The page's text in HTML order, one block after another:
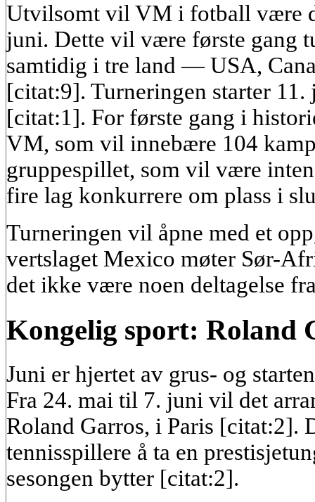
Utvilsomt vil VM i fotball være
juni. Dette vil være første gang
samtidig i tre land — USA,
[citat:9]. Turneringen starter
[citat:1]. For første gang i
VM, som vil innebære 104
gruppespillet, som vil være
fire lag konkurrere om plass i
Turneringen vil åpne med et
vertslaget Mexico møter Sør-
det ikke være noen deltagelse
Kongelig sport: Roland
Juni er hjertet av grus- og
Fra 24. mai til 7. juni vil det
Roland Garros, i Paris [citat:2].
tennisspillere å ta en
sesongen bytter [citat:2].